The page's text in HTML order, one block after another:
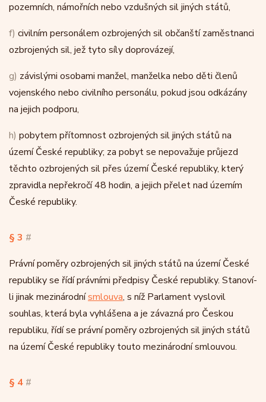
pozemních, námořních nebo vzdušných sil jiných států,
f) civilním personálem ozbrojených sil občanští zaměstnanci
ozbrojených sil, jež tyto síly doprovázejí,
g) závislými osobami manžel, manželka nebo děti členů
vojenského nebo civilního personálu, pokud jsou odkázány
na jejich podporu,
h) pobytem přítomnost ozbrojených sil jiných států na
území České republiky; za pobyt se nepovažuje průjezd
těchto ozbrojených sil přes území České republiky, který
zpravidla nepřekročí 48 hodin, a jejich přelet nad územím
České republiky.
§ 3 #
Právní poměry ozbrojených sil jiných států na území České
republiky se řídí právními předpisy České republiky. Stanoví-
li jinak mezinárodnísmlouva, s níž Parlament vyslovil
souhlas, která byla vyhlášena a je závazná pro Českou
republiku, řídí se právní poměry ozbrojených sil jiných států
na území České republiky touto mezinárodní smlouvou.
§ 4 #